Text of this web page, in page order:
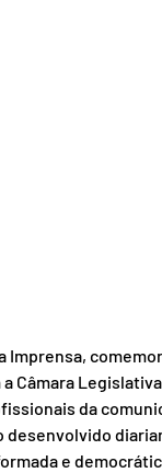
Imprensa,
a Câmara
da
desenvolvido
e